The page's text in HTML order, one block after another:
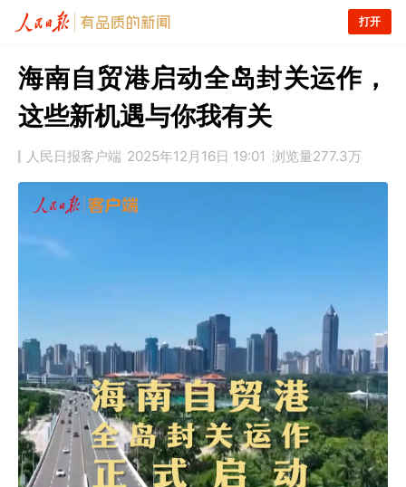
打开
海南自贸港启动全岛封关运作，
这些新机遇与你我有关
人民日报客户端 2025年12月16日 19:01 浏览量277.3万